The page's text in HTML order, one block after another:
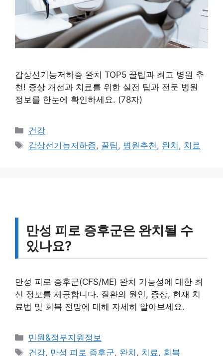
갑상선기능저하증 완치 TOP5 꿀팁과 최고 병원 추
천! 증상 개선과 치료를 위한 실전 팁과 전문 병원
정보를 한눈에 확인하세요. (78자)
카
테
고
건강
태
갑상선기능저하증, 꿀팁 , 병원추천 , 완치 , 치료
만성 피로 증후군은 완치될 수
있나요?
만성 피로 증후군(CFS/ME) 완치 가능성에 대한 최
신 정보를 제공합니다. 질환의 원인, 증상, 현재 치
료법 및 회복 전망에 대해 자세히 알아보세요.
카
테
민원&정부지원정보
태
건강, 만성 피로 증후군, 완치 , 치료 , 회복